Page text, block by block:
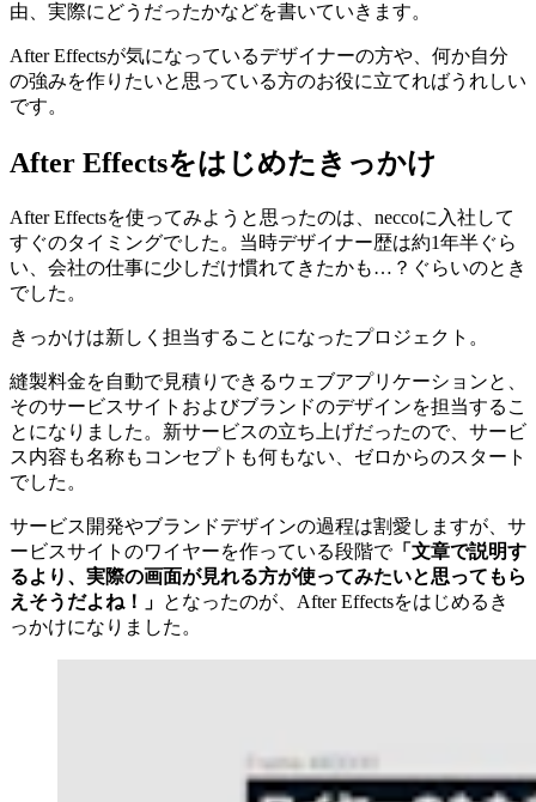
由、実際にどうだったかなどを書いていきます。
After Effectsが気になっているデザイナーの方や、何か自分
の強みを作りたいと思っている方のお役に立てればうれしい
です。
After Effectsをはじめたきっかけ
After Effectsを使ってみようと思ったのは、neccoに入社して
すぐのタイミングでした。当時デザイナー歴は約1年半ぐら
い、会社の仕事に少しだけ慣れてきたかも…？ぐらいのとき
でした。
きっかけは新しく担当することになったプロジェクト。
縫製料金を自動で見積りできるウェブアプリケーションと、
そのサービスサイトおよびブランドのデザインを担当するこ
とになりました。新サービスの立ち上げだったので、サービ
ス内容も名称もコンセプトも何もない、ゼロからのスタート
でした。
サービス開発やブランドデザインの過程は割愛しますが、サ
ービスサイトのワイヤーを作っている段階で「文章で説明す
るより、実際の画面が見れる方が使ってみたいと思ってもら
えそうだよね！」 となったのが、After Effectsをはじめるき
っかけになりました。